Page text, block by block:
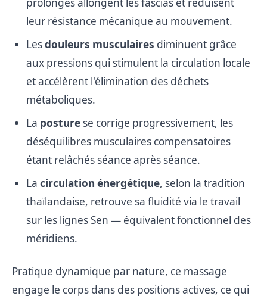
leur résistance mécanique au mouvement.
Lesdouleurs musculaires diminuent grâce
aux pressions qui stimulent la circulation locale
et accélèrent l'élimination des déchets
métaboliques.
La posture se corrige progressivement, les
déséquilibres musculaires compensatoires
étant relâchés séance après séance.
La circulation énergétique, selon la tradition
thaïlandaise, retrouve sa fluidité via le travail
sur les lignes Sen — équivalent fonctionnel des
méridiens.
Pratique dynamique par nature, ce massage
engage le corps dans des positions actives, ce qui